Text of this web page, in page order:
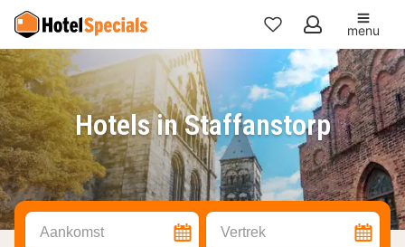
Mijn
favorieten
menu
Hotels in Staffanstorp
Aankomst Vertrek